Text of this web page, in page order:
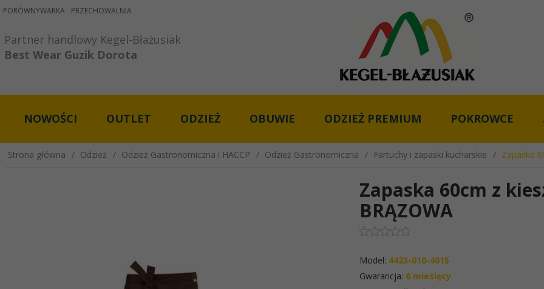
PORÓWNYWARKA PRZECHOWALNIA
Partner handlowy Kegel-Błażusiak
Best Wear Guzik Dorota
NOWOŚCI OUTLET ODZIEŻ OBUWIE ODZIEŻ PREMIUM POKROWCE
Strona główna Odzież Odzież Gastronomiczna i HACCP Odzież Gastronomiczna Fartuchy i zapaski kucharskie Zapaska
Zapaska 60cm z
BRĄZOWA
Model: 4423-010-4015
Gwarancja: 6 miesięcy